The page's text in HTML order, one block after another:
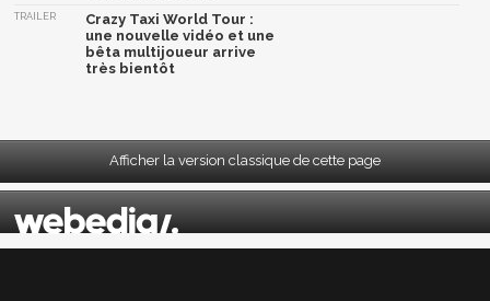
TRAILER
Crazy Taxi World Tour :
une nouvelle vidéo et une
bêta multijoueur arrive
très bientôt
Afficher la version classique de cette page